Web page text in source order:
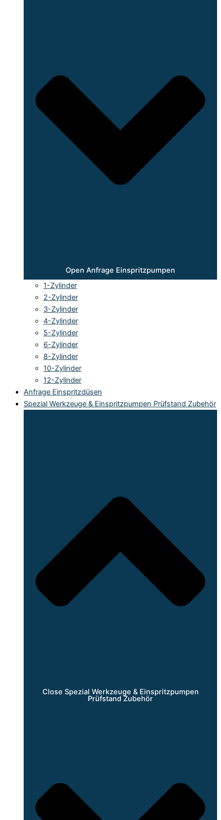
Open Anfrage Einspritzpumpen
1-Zylinder
2-Zylinder
3-Zylinder
4-Zylinder
5-Zylinder
6-Zylinder
8-Zylinder
10-Zylinder
12-Zylinder
Anfrage Einspritzdüsen
Spezial Werkzeuge & Einspritzpumpen Prüfstand Zubehör
Close Spezial Werkzeuge & Einspritzpumpen
Prüfstand Zubehör